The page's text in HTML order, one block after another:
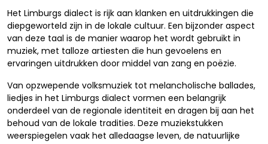
Het Limburgs dialect is rijk aan klanken en uitdrukkingen die
diepgeworteld zijn in de lokale cultuur. Een bijzonder aspect
van deze taal is de manier waarop het wordt gebruikt in
muziek, met talloze artiesten die hun gevoelens en
ervaringen uitdrukken door middel van zang en poëzie.
Van opzwepende volksmuziek tot melancholische ballades,
liedjes in het Limburgs dialect vormen een belangrijk
onderdeel van de regionale identiteit en dragen bij aan het
behoud van de lokale tradities. Deze muziekstukken
weerspiegelen vaak het alledaagse leven, de natuurlijke